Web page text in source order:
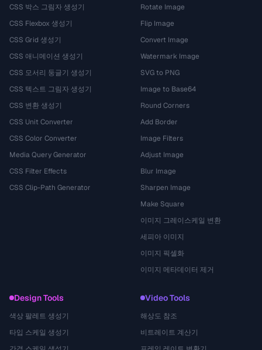
CSS 박스 그림자 생성기
CSS Flexbox 생성기
CSS Grid 생성기
CSS 애니메이션 생성기
CSS 모서리 둥글기 생성기
CSS 텍스트 그림자 생성기
CSS 변환 생성기
CSS Unit Converter
CSS Color Converter
Media Query Generator
CSS Filter Effects
CSS Clip-Path Generator
Rotate Image
Flip Image
Convert Image
Watermark Image
SVG to PNG
Image to Base64
Round Corners
Add Border
Image Filters
Adjust Image
Blur Image
Sharpen Image
Make Square
이미지 그레이스케일 변환
세피아 이미지
이미지 픽셀화
이미지 메타데이터 제거
Design Tools
색상 팔레트 생성기
타입 스케일 생성기
Video Tools
해상도 참조
비트레이트 계산기